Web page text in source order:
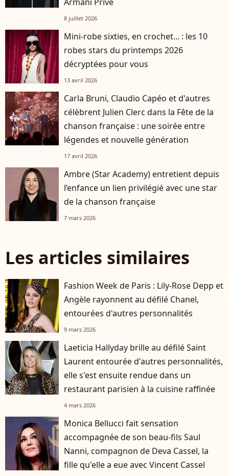
8 juillet 2026
Mini-robe sixties, en crochet... : les 10
robes stars du printemps 2026
décryptées pour vous
13 avril 2026
Carla Bruni, Claudio Capéo et d'autres
célèbrent Julien Clerc dans la Fête de la
chanson française : une soirée entre
légendes et nouvelle génération
17 avril 2026
Ambre (Star Academy) entretient depuis
l’enfance un lien privilégié avec une star
de la chanson française
7 mars 2026
Les articles similaires
Fashion Week de Paris : Lily-Rose Depp et
Angèle rayonnent au défilé Chanel,
entourées d'autres personnalités
9 mars 2026
Laeticia Hallyday brille au défilé Saint
Laurent entourée d'autres personnalités,
elle s'est ensuite rendue dans un
restaurant parisien à la cuisine raffinée
4 mars 2026
Monica Bellucci fait sensation
accompagnée de son beau-fils Saul
Nanni, compagnon de Deva Cassel, la
fille qu'elle a eue avec Vincent Cassel